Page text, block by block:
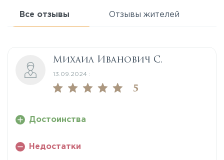
Все отзывы Отзывы жителей
Михаил Иванович С.
13.09.2024 :
5
Достоинства
Недостатки